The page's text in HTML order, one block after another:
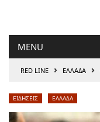
MENU
RED LINE › ΕΛΛΑΔΑ ›
ΕΙΔΗΣΕΙΣ ΕΛΛΑΔΑ